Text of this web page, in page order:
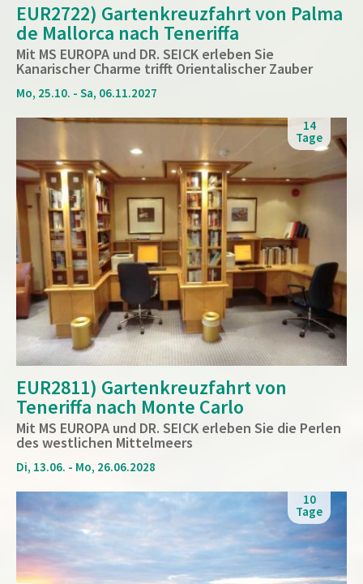
EUR2722) Gartenkreuzfahrt von Palma
de Mallorca nach Teneriffa
Mit MS EUROPA und DR. SEICK erleben Sie
Kanarischer Charme trifft Orientalischer Zauber
Mo, 25.10. - Sa, 06.11.2027
14
Tage
EUR2811) Gartenkreuzfahrt von
Teneriffa nach Monte Carlo
Mit MS EUROPA und DR. SEICK erleben Sie die Perlen
des westlichen Mittelmeers
Di, 13.06. - Mo, 26.06.2028
10
Tage